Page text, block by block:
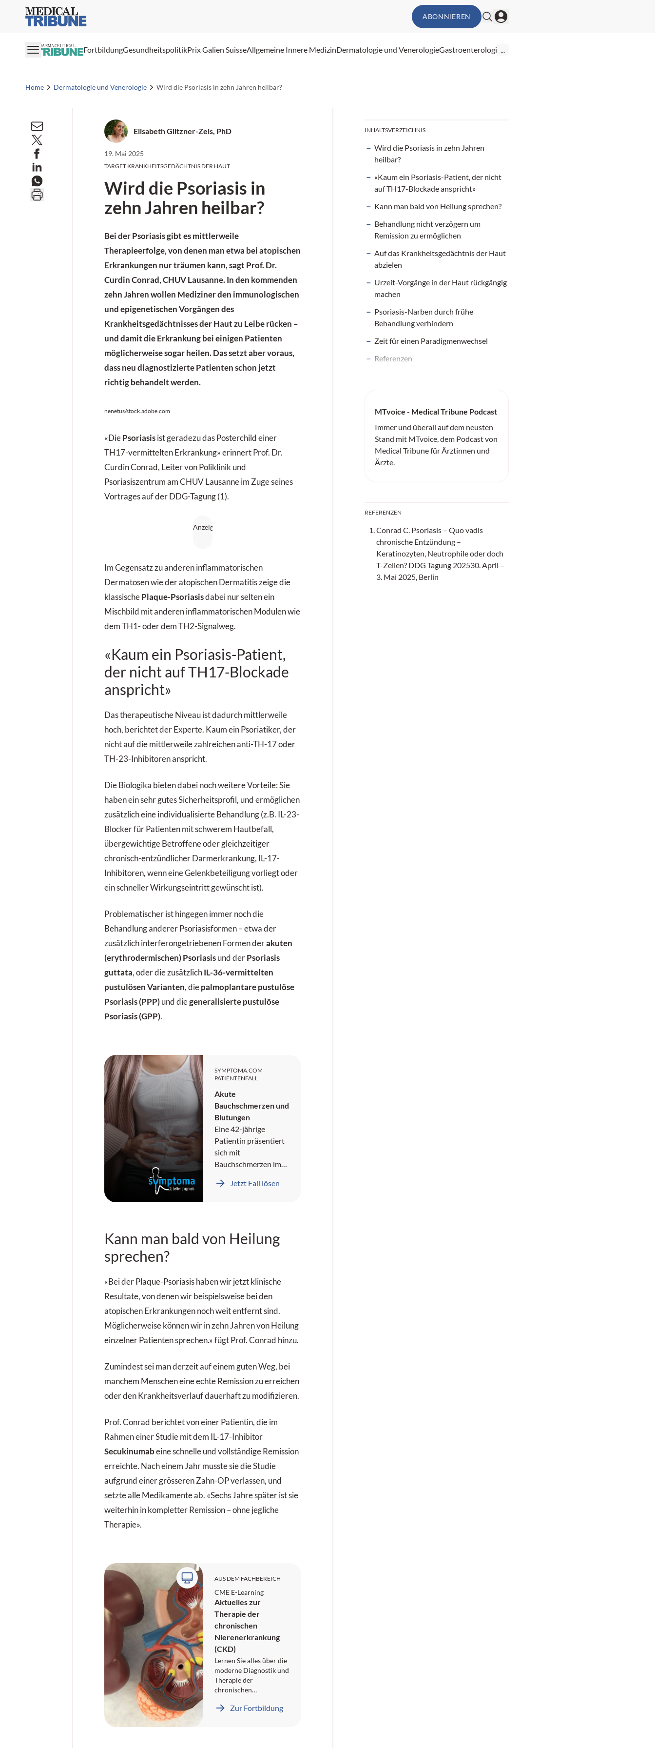
Medical Tribune ABONNIEREN
PHARMACEUTICAL FortbildungGesundheitspolitikPrix Galien SuisseAllgemeine Innere MedizinDermatologie und VenerologieGastroenterologie...
Home Dermatologie und Venerologie Wird die Psoriasis in zehn Jahren heilbar?
Elisabeth Glitzner-Zeis, PhD
19. Mai 2025
TARGET KRANKHEITSGEDÄCHTNIS DER HAUT
Wird die Psoriasis in
zehn Jahren heilbar?
Bei der Psoriasis gibt es mittlerweile
Therapieerfolge, von denen man etwa bei atopischen
Erkrankungen nur träumen kann, sagt Prof. Dr.
Curdin Conrad, CHUV Lausanne. In den kommenden
zehn Jahren wollen Mediziner den immunologischen
und epigenetischen Vorgängen des
Krankheitsgedächtnisses der Haut zu Leibe rücken –
und damit die Erkrankung bei einigen Patienten
möglicherweise sogar heilen. Das setzt aber voraus,
dass neu diagnostizierte Patienten schon jetzt
richtig behandelt werden.
nenetus/stock.adobe.com
«Die Psoriasis ist geradezu das Posterchild einer
TH17-vermittelten Erkrankung» erinnert Prof. Dr.
Curdin Conrad, Leiter von Poliklinik und
Psoriasiszentrum am CHUV Lausanne im Zuge seines
Vortrages auf der DDG-Tagung (1).
Im Gegensatz zu anderen inflammatorischen
Dermatosen wie der atopischen Dermatitis zeige die
klassische Plaque-Psoriasisdabei nur selten ein
Mischbild mit anderen inflammatorischen Modulen wie
dem TH1- oder dem TH2-Signalweg.
«Kaum ein Psoriasis-Patient,
der nicht auf TH17-Blockade
anspricht»
Das therapeutische Niveau ist dadurch mittlerweile
hoch, berichtet der Experte. Kaum ein Psoriatiker, der
nicht auf die mittlerweile zahlreichen anti-TH-17 oder
TH-23-Inhibitoren anspricht.
Die Biologika bieten dabei noch weitere Vorteile: Sie
haben ein sehr gutes Sicherheitsprofil, und ermöglichen
zusätzlich eine individualisierte Behandlung (z.B. IL-23-
Blocker für Patienten mit schwerem Hautbefall,
übergewichtige Betroffene oder gleichzeitiger
chronisch-entzündlicher Darmerkrankung, IL-17-
Inhibitoren, wenn eine Gelenkbeteiligung vorliegt oder
ein schneller Wirkungseintritt gewünscht ist).
Problematischer ist hingegen immer noch die
Behandlung anderer Psoriasisformen – etwa der
zusätzlich interferongetriebenen Formen derakuten
(erythrodermischen) Psoriasis und der Psoriasis
guttata, oder die zusätzlich IL-36-vermittelten
pustulösen Varianten, die palmoplantare pustulöse
Psoriasis (PPP) und diegeneralisierte pustulöse
Psoriasis (GPP).
SYMPTOMA.COM
PATIENTENFALL
Akute
Bauchschmerzen und
Blutungen
Eine 42-jährige
Patientin präsentiert
sich mit
Bauchschmerzen im
Quadranten und
Leberblutungen
dokumentiert.
Jetzt Fall lösen
Kann man bald von Heilung
sprechen?
«Bei der Plaque-Psoriasis haben wir jetzt klinische
Resultate, von denen wir beispielsweise bei den
atopischen Erkrankungen noch weit entfernt sind.
Möglicherweise können wir in zehn Jahren von Heilung
einzelner Patienten sprechen.» fügt Prof. Conrad hinzu.
Zumindest sei man derzeit auf einem guten Weg, bei
manchem Menschen eine echte Remission zu erreichen
oder den Krankheitsverlauf dauerhaft zu modifizieren.
Prof. Conrad berichtet von einer Patientin, die im
Rahmen einer Studie mit dem IL-17-Inhibitor
Secukinumabeine schnelle und vollständige Remission
erreichte. Nach einem Jahr musste sie die Studie
aufgrund einer grösseren Zahn-OP verlassen, und
setzte alle Medikamente ab. «Sechs Jahre später ist sie
weiterhin in kompletter Remission – ohne jegliche
Therapie».
AUS DEM FACHBEREICH
CME E-Learning
Aktuelles zur
Therapie der
chronischen
Nierenerkrankung
(CKD)
Lernen Sie alles über die
moderne Diagnostik und
Therapie der
chronischen
(CKD) und krönen Sie
Zur Fortbildung
INHALTSVERZEICHNIS
Wird die Psoriasis in zehn Jahren
heilbar?
«Kaum ein Psoriasis-Patient, der nicht
auf TH17-Blockade anspricht»
Kann man bald von Heilung sprechen?
Behandlung nicht verzögern um
Remission zu ermöglichen
Auf das Krankheitsgedächtnis der Haut
abzielen
Urzeit-Vorgänge in der Haut rückgängig
machen
Psoriasis-Narben durch frühe
Behandlung verhindern
Zeit für einen Paradigmenwechsel
Referenzen
MTvoice - Medical Tribune Podcast
Immer und überall auf dem neusten
Stand mit MTvoice, dem Podcast von
Medical Tribune für Ärztinnen und
Ärzte.
REFERENZEN
Conrad C. Psoriasis – Quo vadis
chronische Entzündung –
Keratinozyten, Neutrophile oder doch
T-Zellen? DDG Tagung 202530. April –
3. Mai 2025, Berlin